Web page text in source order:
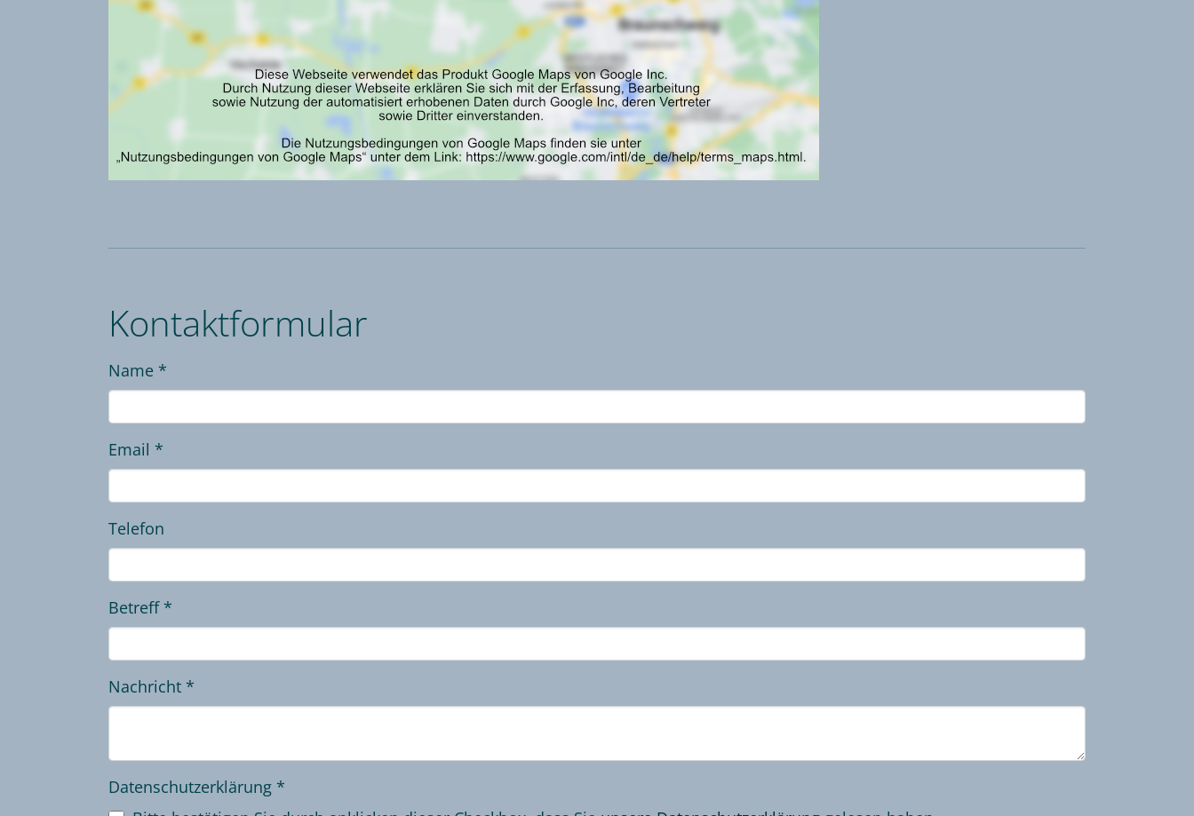
Kontaktformular
Name *
Email *
Telefon
Betreff *
Nachricht *
Datenschutzerklärung *